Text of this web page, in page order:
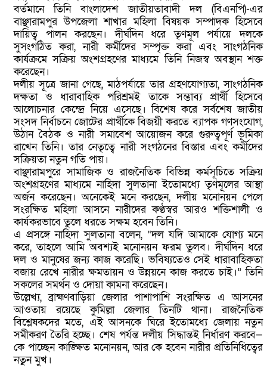
বর্তমানে তিনি বাংলাদেশ জাতীয়তাবাদী দল (বিএনপি)-এর
বাঞ্ছারামপুর উপজেলা শাখার মহিলা বিষয়ক সম্পাদক হিসেবে
দায়িত্ব পালন করছেন। দীর্ঘদিন ধরে তৃণমূল পর্যায়ে দলকে
সুসংগঠিত করা, নারী কর্মীদের সম্পৃক্ত করা এবং সাংগঠনিক
কার্যক্রমে সক্রিয় অংশগ্রহণের মাধ্যমে তিনি নিজস্ব অবস্থান শক্ত
করেছেন।
দলীয় সূত্রে জানা গেছে, মাঠপর্যায়ে তার গ্রহণযোগ্যতা, সাংগঠনিক
দক্ষতা ও ধারাবাহিক পরিশ্রমই তাকে সম্ভাব্য প্রার্থী হিসেবে
আলোচনার কেন্দ্রে নিয়ে এসেছে। বিশেষ করে সর্বশেষ জাতীয়
সংসদ নির্বাচনে জোটের প্রার্থীকে বিজয়ী করতে ব্যাপক গণসংযোগ,
উঠান বৈঠক ও নারী সমাবেশ আয়োজন করে গুরুত্বপূর্ণ ভূমিকা
রাখেন তিনি। তার নেতৃত্বে নারী সংগঠনের বিস্তার এবং কর্মীদের
সক্রিয়তা নতুন গতি পায়।
বাঞ্ছারামপুরে সামাজিক ও রাজনৈতিক বিভিন্ন কর্মসূচিতে সক্রিয়
অংশগ্রহণের মাধ্যমে নাহিদা সুলতানা ইতোমধ্যে তৃণমূলের আস্থা
অর্জন করেছেন। অনেকেই মনে করছেন, দলীয় মনোনয়ন পেলে
সংরক্ষিত মহিলা আসনে নারীদের কণ্ঠস্বর আরও শক্তিশালী ও
কার্যকরভাবে তুলে ধরতে সক্ষম হবেন তিনি।
এ প্রসঙ্গে নাহিদা সুলতানা বলেন, “দল যদি আমাকে যোগ্য মনে
করে, তাহলে আমি অবশ্যই মনোনয়ন ফরম তুলব। দীর্ঘদিন ধরে
দল ও মানুষের জন্য কাজ করেছি। ভবিষ্যতেও সেই ধারাবাহিকতা
বজায় রেখে নারীর ক্ষমতায়ন ও উন্নয়নে কাজ করতে চাই।” তিনি
সকলের সমর্থন ও দোয়া কামনা করেছেন।
উল্লেখ্য, ব্রাহ্মণবাড়িয়া জেলার পাশাপাশি সংরক্ষিত এ আসনের
আওতায় রয়েছে কুমিল্লা জেলার তিনটি থানা। রাজনৈতিক
বিশ্লেষকদের মতে, এই আসনকে ঘিরে ইতোমধ্যে জেলায় নতুন
সমীকরণ তৈরি হচ্ছে। শেষ পর্যন্ত দলীয় সিদ্ধান্তই নির্ধারণ করবে—
কে পাচ্ছেন কাঙ্ক্ষিত মনোনয়ন, আর কে হবেন নারীর প্রতিনিধিত্বের
নতুন মুখ।